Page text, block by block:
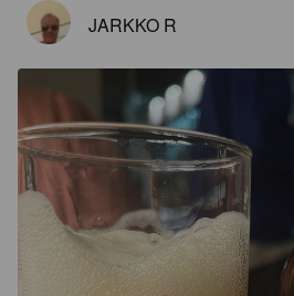
JARKKO R